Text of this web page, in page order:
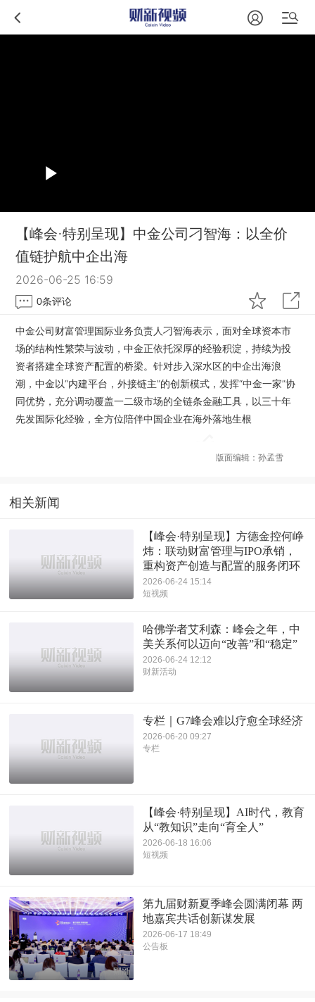
【峰会·特别呈现】中金公司刁智海：以全价
值链护航中企出海
2026-06-25 16:59
0条评论
中金公司财富管理国际业务负责人刁智海表示，面对全球资本市
场的结构性繁荣与波动，中金正依托深厚的经验积淀，持续为投
资者搭建全球资产配置的桥梁。针对步入深水区的中企出海浪
潮，中金以“内建平台，外接链主”的创新模式，发挥“中金一家”协
同优势，充分调动覆盖一二级市场的全链条金融工具，以三十年
先发国际化经验，全方位陪伴中国企业在海外落地生根
版面编辑：孙孟雪
相关新闻
【峰会·特别呈现】方德金控何峥
炜：联动财富管理与IPO承销，
重构资产创造与配置的服务闭环
2026-06-24 15:14
短视频
哈佛学者艾利森：峰会之年，中
美关系何以迈向“改善”和“稳定”
2026-06-24 12:12
财新活动
专栏｜G7峰会难以疗愈全球经济
2026-06-20 09:27
专栏
【峰会·特别呈现】AI时代，教育
从“教知识”走向“育全人”
2026-06-18 16:06
短视频
第九届财新夏季峰会圆满闭幕 两
地嘉宾共话创新谋发展
2026-06-17 18:49
公告板